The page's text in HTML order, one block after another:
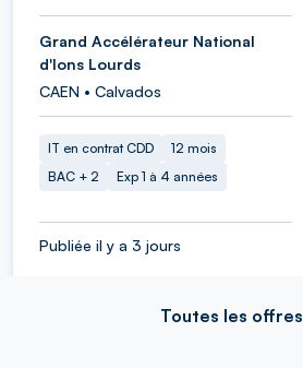
Grand Accélérateur National
d'Ions Lourds
CAEN • Calvados
IT en contrat CDD
12 mois
BAC + 2
Exp 1 à 4 années
Publiée il y a 3 jours
Toutes les offres